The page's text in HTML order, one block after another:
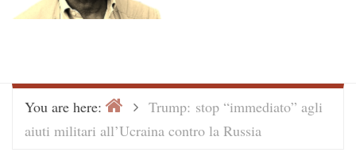
You are here: HomeTrump: stop “immediato” agli
aiuti militari all’Ucraina contro la Russia